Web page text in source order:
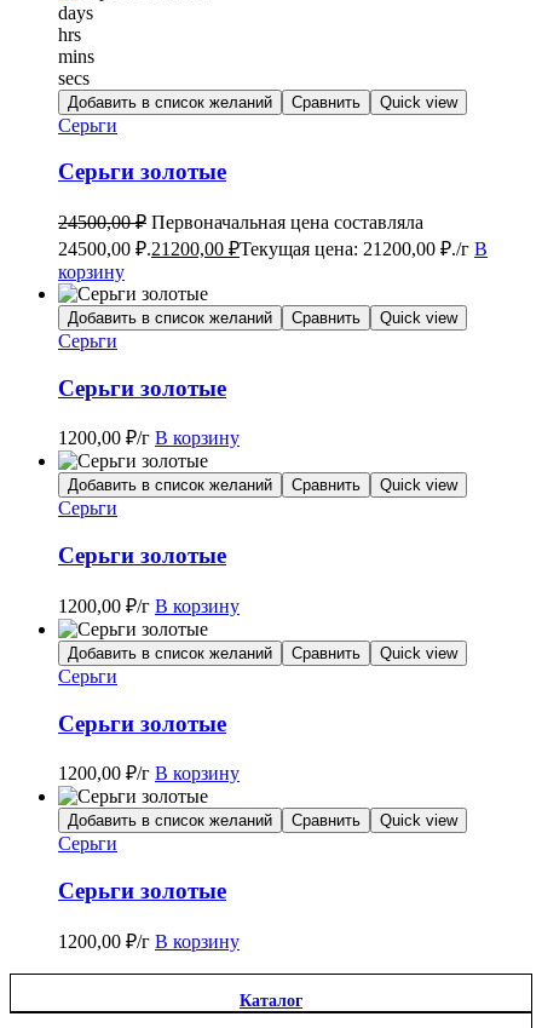
days
hrs
mins
secs
Добавить в список желаний Сравнить Quick view
Серьги
Серьги золотые
24500,00₽ Первоначальная цена составляла
24500,00 ₽.21200,00 ₽Текущая цена: 21200,00 ₽./г В
корзину
Добавить в список желаний Сравнить Quick view
Серьги
Серьги золотые
1200,00 ₽/г В корзину
Добавить в список желаний Сравнить Quick view
Серьги
Серьги золотые
1200,00 ₽/г В корзину
Добавить в список желаний Сравнить Quick view
Серьги
Серьги золотые
1200,00 ₽/г В корзину
Добавить в список желаний Сравнить Quick view
Серьги
Серьги золотые
1200,00 ₽/г В корзину
Каталог